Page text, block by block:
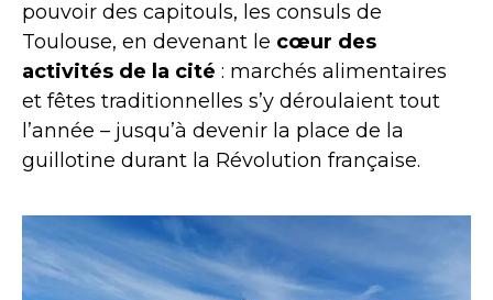
pouvoir des capitouls, les consuls de
Toulouse, en devenant le cœur des
activités de la cité : marchés alimentaires
et fêtes traditionnelles s’y déroulaient tout
l’année – jusqu’à devenir la place de la
guillotine durant la Révolution française.